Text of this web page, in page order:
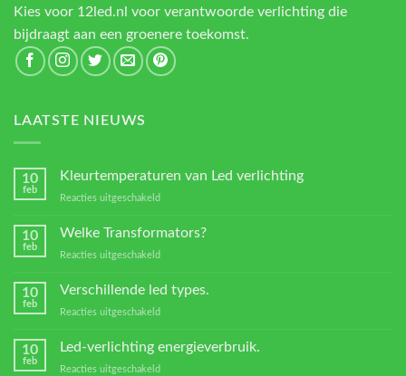
Kies voor 12led.nl voor verantwoorde verlichting die
bijdraagt aan een groenere toekomst.
LAATSTE NIEUWS
10
feb
Kleurtemperaturen van Led verlichting
Reacties uitgeschakeld
van
verlichting
10
feb
Welke Transformators?
Reacties uitgeschakeld
Transformators?
10
feb
Verschillende led types.
Reacties uitgeschakeld
led
10
feb
Led-verlichting energieverbruik.
Reacties uitgeschakeld